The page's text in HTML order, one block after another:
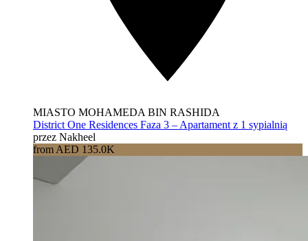
MIASTO MOHAMEDA BIN RASHIDA
District One Residences Faza 3 – Apartament z 1 sypialnią
przez Nakheel
from AED 135.0K